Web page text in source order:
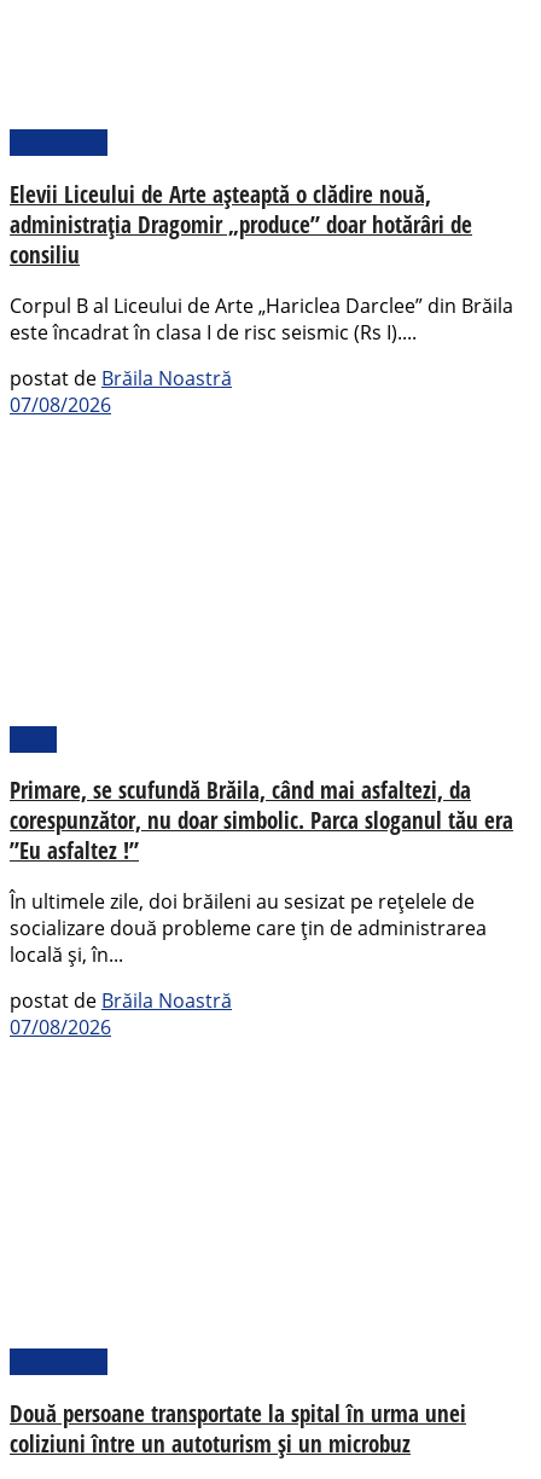
Elevii Liceului de Arte așteaptă o clădire nouă,
administrația Dragomir „produce” doar hotărâri de
consiliu
Corpul B al Liceului de Arte „Hariclea Darclee” din Brăila
este încadrat în clasa I de risc seismic (Rs I)....
postat de Brăila Noastră
07/08/2026
Primare, se scufundă Brăila, când mai asfaltezi, da
corespunzător, nu doar simbolic. Parca sloganul tău era
”Eu asfaltez !”
În ultimele zile, doi brăileni au sesizat pe rețelele de
socializare două probleme care țin de administrarea
locală și, în...
postat de Brăila Noastră
07/08/2026
Două persoane transportate la spital în urma unei
coliziuni între un autoturism și un microbuz